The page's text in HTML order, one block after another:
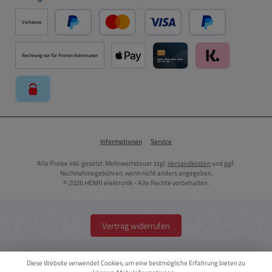
Vorkasse
PayPal Kredit- oder Debitkarte über PayPal
Später Bezahlen
Rechnung nur für Firmen Kommunen
Informationen Service
Alle Preise inkl. gesetzl. Mehrwertsteuer zzgl.Versandkosten und ggf.
Nachnahmegebühren, wenn nicht anders angegeben.
© 2026 HENRI elektronik - Alle Rechte vorbehalten.
Vertrag widerrufen
Diese Website verwendet Cookies, um eine bestmögliche Erfahrung bieten zu